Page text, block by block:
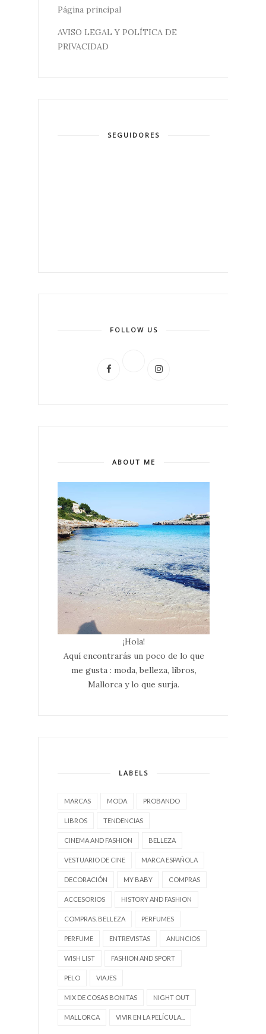
Página principal
AVISO LEGAL Y POLÍTICA DE
PRIVACIDAD
SEGUIDORES
FOLLOW US
ABOUT ME
¡Hola!
Aquí encontrarás un poco de lo que
me gusta : moda, belleza, libros,
Mallorca y lo que surja.
LABELS
MARCAS MODA PROBANDO
LIBROS TENDENCIAS
CINEMA AND FASHION BELLEZA
VESTUARIO DE CINE MARCA ESPAÑOLA
DECORACIÓN MY BABY COMPRAS
ACCESORIOS HISTORY AND FASHION
COMPRAS. BELLEZA PERFUMES
PERFUME ENTREVISTAS ANUNCIOS
WISH LIST FASHION AND SPORT
PELO VIAJES
MIX DE COSAS BONITAS NIGHT OUT
MALLORCA VIVIR EN LA PELÍCULA...